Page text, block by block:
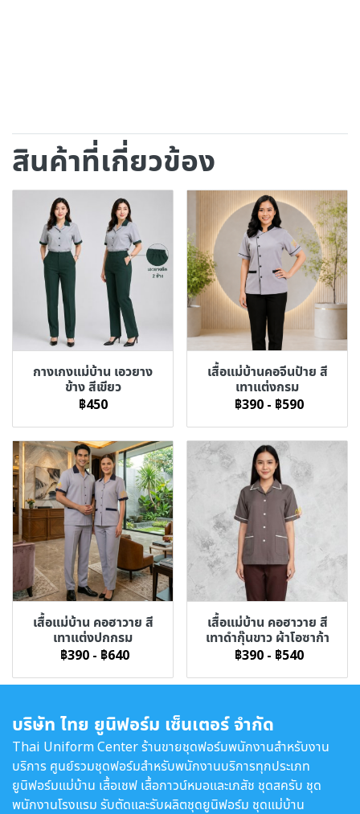
สินค้าที่เกี่ยวข้อง
กางเกงแม่บ้าน เอวยาง
ข้าง สีเขียว
฿450
เสื้อแม่บ้านคอจีนป้าย สี
เทาแต่งกรม
฿390 - ฿590
เสื้อแม่บ้าน คอฮาวาย สี
เทาแต่งปกกรม
฿390 - ฿640
เสื้อแม่บ้าน คอฮาวาย สี
เทาดำกุ๊นขาว ผ้าโอซาก้า
฿390 - ฿540
บริษัท ไทย ยูนิฟอร์ม เซ็นเตอร์ จำกัด
Thai Uniform Center ร้านขายชุดฟอร์มพนักงานสำหรับงาน
บริการ ศูนย์รวมชุดฟอร์มสำหรับพนักงานบริการทุกประเภท
ยูนิฟอร์มแม่บ้าน เสื้อเชฟ เสื้อกาวน์หมอและเภสัช ชุดสครับ ชุด
พนักงานโรงแรม รับตัดและรับผลิตชุดยูนิฟอร์ม ชุดแม่บ้าน